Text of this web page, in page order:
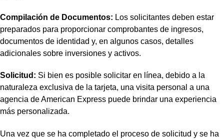
Compilación de Documentos: Los solicitantes deben estar
preparados para proporcionar comprobantes de ingresos,
documentos de identidad y, en algunos casos, detalles
adicionales sobre inversiones y activos.
Solicitud: Si bien es posible solicitar en línea, debido a la
naturaleza exclusiva de la tarjeta, una visita personal a una
agencia de American Express puede brindar una experiencia
más personalizada.
Una vez que se ha completado el proceso de solicitud y se ha